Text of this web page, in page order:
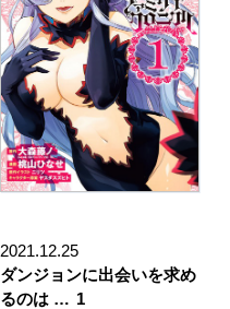
2021.12.25
ダンジョンに出会いを求め
るのは … 1